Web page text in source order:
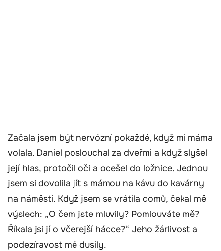
Začala jsem být nervózní pokaždé, když mi máma
volala. Daniel poslouchal za dveřmi a když slyšel
její hlas, protočil oči a odešel do ložnice. Jednou
jsem si dovolila jít s mámou na kávu do kavárny
na náměstí. Když jsem se vrátila domů, čekal mě
výslech: „O čem jste mluvily? Pomlouváte mě?
Říkala jsi jí o včerejší hádce?“ Jeho žárlivost a
podezíravost mě dusily.